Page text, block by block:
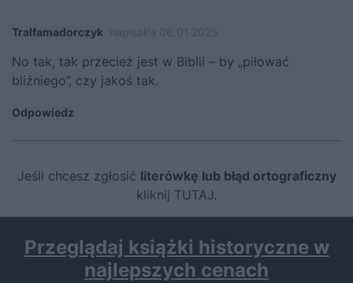
Tralfamadorczyk
No tak, tak przecież jest w Biblii – by „piłować
bliźniego”, czy jakoś tak.
Odpowiedz
Jeśli chcesz zgłosić literówkę lub błąd ortograficzny
kliknij TUTAJ.
Przeglądaj książki historyczne w
najlepszych cenach